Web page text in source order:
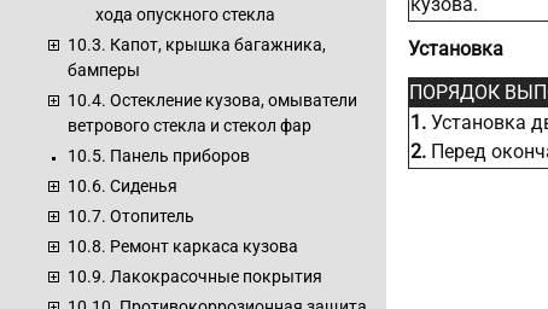
хода опускного стекла
10.3. Капот, крышка багажника,
бамперы
10.4. Остекление кузова, омыватели
ветрового стекла и стекол фар
10.5. Панель приборов
10.6. Сиденья
10.7. Отопитель
10.8. Ремонт каркаса кузова
10.9. Лакокрасочные покрытия
Установка
ПОРЯДОК
1. Установка
2. Перед